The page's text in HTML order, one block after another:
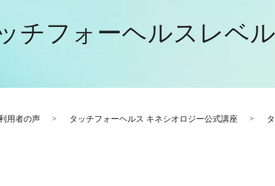
チフォーヘルスレ
用者の声 タッチフォーヘルス キネシオロジー公式講座